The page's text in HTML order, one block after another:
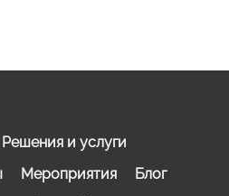
Решения и услуги
Мероприятия
Блог